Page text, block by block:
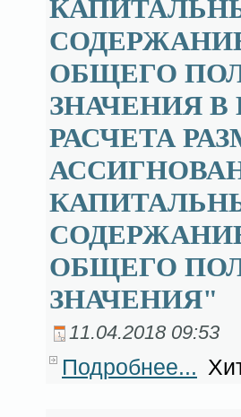
ОБЩЕГО
ЗНАЧЕНИЯ
РАСЧЕТА
ОБЩЕГО
ЗНАЧЕНИЯ"
11.04.2018 09:53
Подробнее...